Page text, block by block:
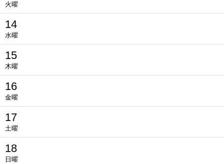
火曜
14
水曜
15
木曜
16
金曜
17
土曜
18
日曜